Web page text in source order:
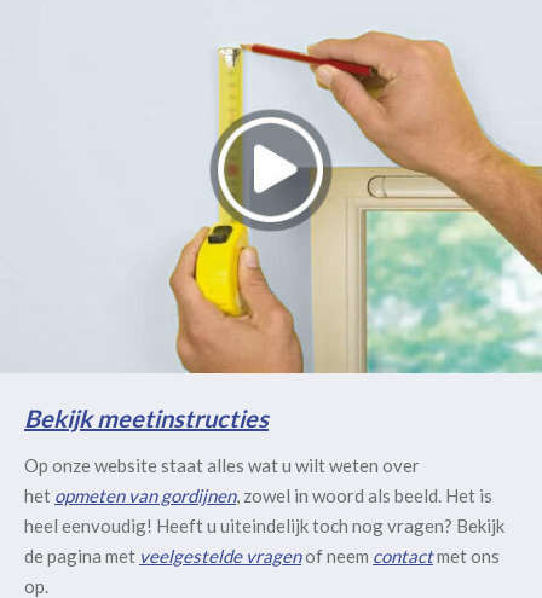
Bekijk meetinstructies
Op onze website staat alles wat u wilt weten over
het opmeten van gordijnen, zowel in woord als beeld. Het is
heel eenvoudig! Heeft u uiteindelijk toch nog vragen? Bekijk
de pagina met veelgestelde vragenof neem contactmet ons
op.